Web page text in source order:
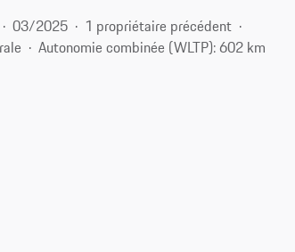
03/2025
1 propriétaire précédent
Autonomie combinée (WLTP): 602 km